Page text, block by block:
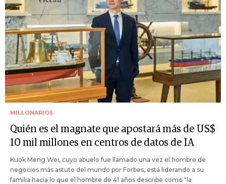
MILLONARIOS
Quién es el magnate que apostará más de US$
10 mil millones en centros de datos de IA
Kuok Meng Wei, cuyo abuelo fue llamado una vez el hombre de
negocios más astuto del mundo por Forbes, está liderando a su
familia hacia lo que el hombre de 41 años describe como "la